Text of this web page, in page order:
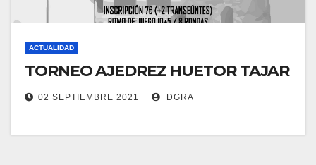
ACTUALIDAD
TORNEO AJEDREZ HUETOR TAJAR
02 SEPTIEMBRE 2021 DGRA